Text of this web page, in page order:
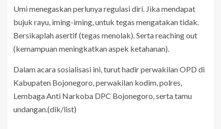
Umi menegaskan perlunya regulasi diri. Jika mendapat
bujuk rayu, iming-iming, untuk tegas mengatakan tidak.
Bersikaplah asertif (tegas menolak). Serta reaching out
(kemampuan meningkatkan aspek ketahanan).
Dalam acara sosialisasi ini, turut hadir perwakilan OPD di
Kabupaten Bojonegoro, perwakilan kodim, polres,
Lembaga Anti Narkoba DPC Bojonegoro, serta tamu
undangan.(dik/list)